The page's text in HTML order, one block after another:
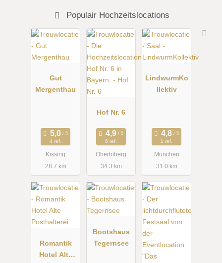
Populair Hochzeitslocations
Gut
Mergenthau
4 ref.
Kissing
28.7 km
Hof Nr. 6
6 ref.
Oberbiberg
34.3 km
LindwurmKo
llektiv
1 ref.
München
31.0 km
Romantik
Hotel Alte
Bootshaus
Tegernsee